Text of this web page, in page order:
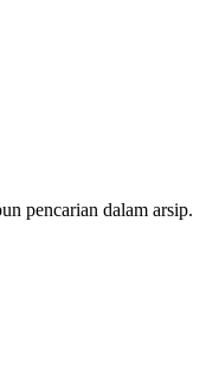
pencarian dalam arsip.